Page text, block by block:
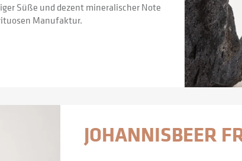
Süße und dezent mineralischer Note
Manufaktur.
JOHANNISBEER